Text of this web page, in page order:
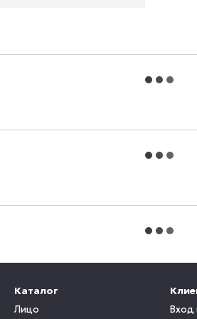
Каталог
Лицо Вход